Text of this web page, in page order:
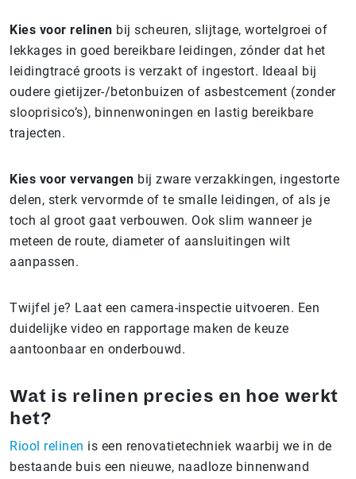
Kies voor relinen bij scheuren, slijtage, wortelgroei of
lekkages in goed bereikbare leidingen, zónder dat het
leidingtracé groots is verzakt of ingestort. Ideaal bij
oudere gietijzer-/betonbuizen of asbestcement (zonder
slooprisico’s), binnenwoningen en lastig bereikbare
trajecten.
Kies voor vervangen bij zware verzakkingen, ingestorte
delen, sterk vervormde of te smalle leidingen, of als je
toch al groot gaat verbouwen. Ook slim wanneer je
meteen de route, diameter of aansluitingen wilt
aanpassen.
Twijfel je? Laat een camera-inspectie uitvoeren. Een
duidelijke video en rapportage maken de keuze
aantoonbaar en onderbouwd.
Wat is relinen precies en hoe werkt
het?
Riool relinen is een renovatietechniek waarbij we in de
bestaande buis een nieuwe, naadloze binnenwand